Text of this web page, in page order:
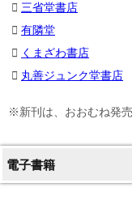
三省堂書店
有隣堂
くまざわ書店
丸善ジュンク堂書店
※新刊は、おおむね発
電子書籍